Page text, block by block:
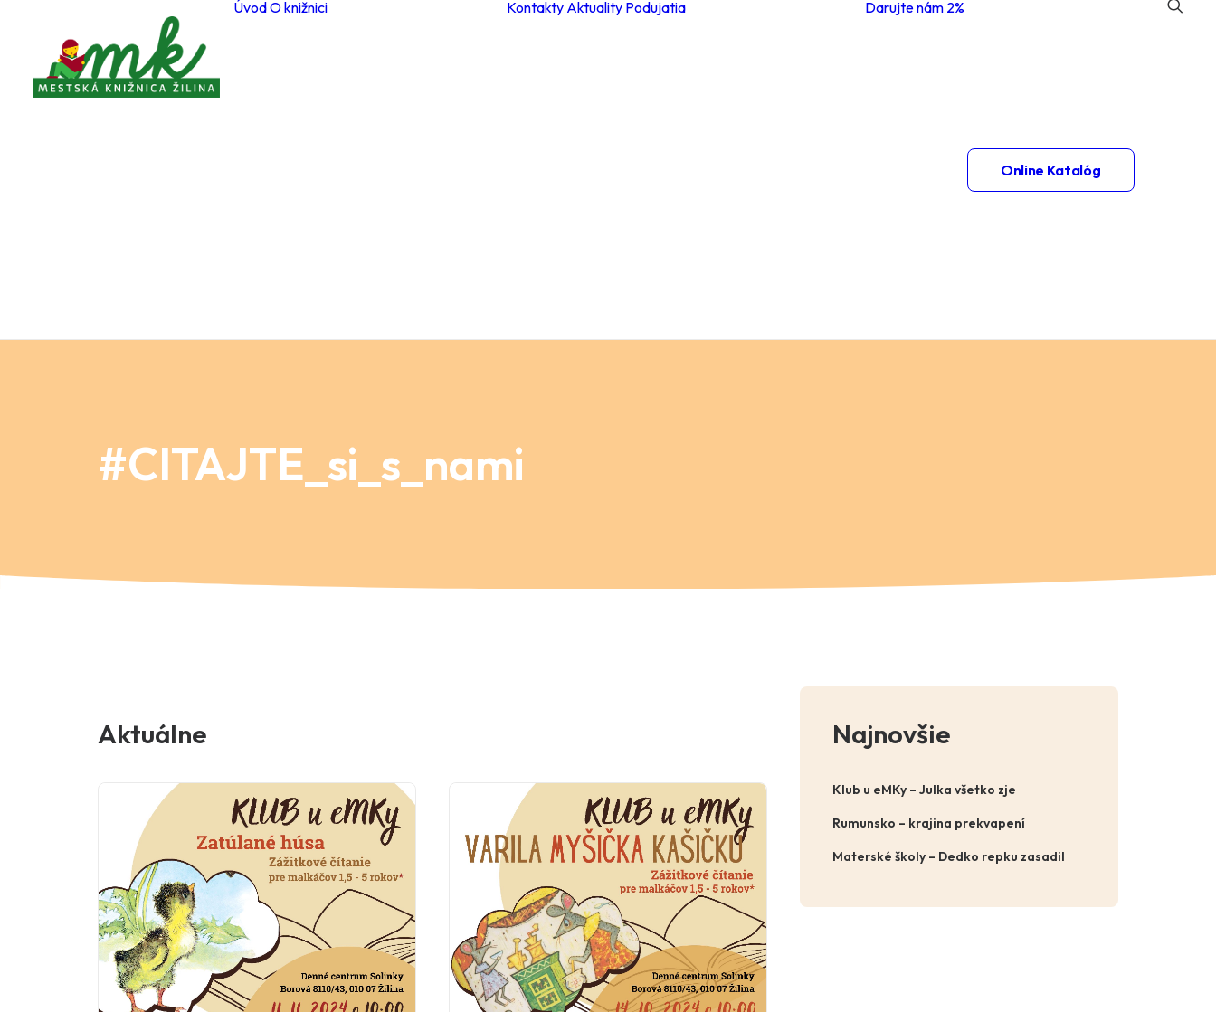
ÚvodO knižnici Kontakty Aktuality Podujatia Darujte nám 2%
Online Katalóg
#CITAJTE_si_s_nami
Aktuálne Najnovšie
Klub u eMKy – Julka všetko zje
Rumunsko – krajina prekvapení
Materské školy – Dedko repku zasadil